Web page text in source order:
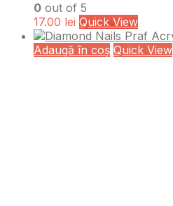
0 out of 5
17.00 lei Quick View
Adaugă în coș Quick View